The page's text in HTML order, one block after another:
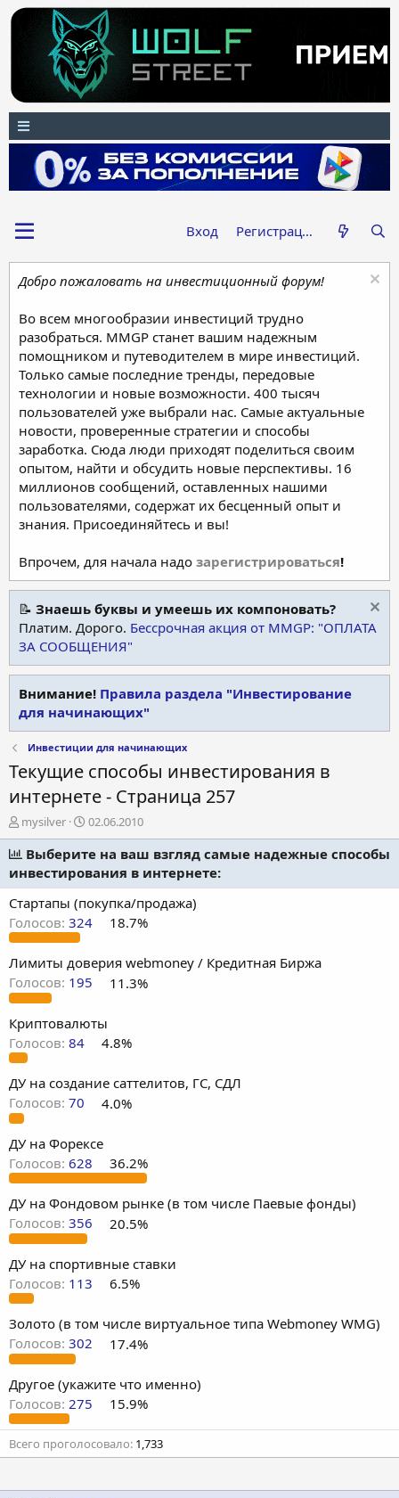
Вход Регистрация
Добро пожаловать на инвестиционный форум!
Во всем многообразии инвестиций трудно
разобраться. MMGP станет вашим надежным
помощником и путеводителем в мире инвестиций.
Только самые последние тренды, передовые
технологии и новые возможности. 400 тысяч
пользователей уже выбрали нас. Самые актуальные
новости, проверенные стратегии и способы
заработка. Сюда люди приходят поделиться своим
опытом, найти и обсудить новые перспективы. 16
миллионов сообщений, оставленных нашими
пользователями, содержат их бесценный опыт и
знания. Присоединяйтесь и вы!
Впрочем, для начала надо зарегистрироваться!
📝 Знаешь буквы и умеешь их компоновать?
Платим. Дорого. Бессрочная акция от MMGP: "ОПЛАТА
ЗА СООБЩЕНИЯ"
Внимание! Правила раздела "Инвестирование
для начинающих"
Инвестиции для начинающих
Текущие способы инвестирования в
интернете - Страница 257
А
в
о
р
т
е
м
mysilver
Д
а
т
а
н
а
ч
а
а
02.06.2010
Выберите на ваш взгляд самые надежные способы
инвестирования в интернете:
Стартапы (покупка/продажа)
Голосов: 324 18.7%
Лимиты доверия webmoney / Кредитная Биржа
Голосов: 195 11.3%
Криптовалюты
Голосов: 84 4.8%
ДУ на создание саттелитов, ГС, СДЛ
Голосов: 70 4.0%
ДУ на Форексе
Голосов: 628 36.2%
ДУ на Фондовом рынке (в том числе Паевые фонды)
Голосов: 356 20.5%
ДУ на спортивные ставки
Голосов: 113 6.5%
Золото (в том числе виртуальное типа Webmoney WMG)
Голосов: 302 17.4%
Другое (укажите что именно)
Голосов: 275 15.9%
Всего проголосовало 1,733